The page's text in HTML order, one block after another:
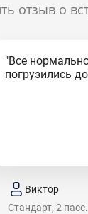
отзыв о
"Все
погрузились
Виктор
Стандарт, 2 пасс.